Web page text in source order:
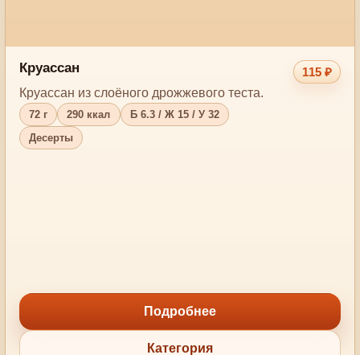
Круассан
115 ₽
Круассан из слоёного дрожжевого теста.
72 г 290 ккал
Б 6.3 / Ж 15 / У 32
Десерты
Подробнее
Категория